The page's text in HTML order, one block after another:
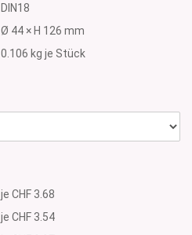
DIN18
Ø 44 × H 126 mm
0.106 kg je Stück
je CHF 3.68
je CHF 3.54